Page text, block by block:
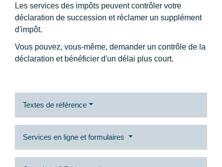
Les services des impôts peuvent contrôler votre
déclaration de succession et réclamer un supplément
d'impôt.
Vous pouvez, vous-même, demander un contrôle de la
déclaration et bénéficier d'un délai plus court.
Textes de référence
Services en ligne et formulaires